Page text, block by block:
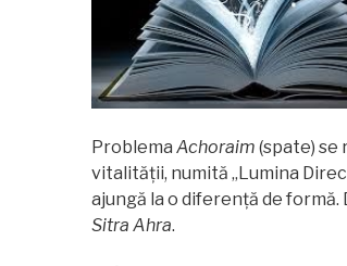
Problema Achoraim (spate) se
vitalităţii, numită „Lumina
ajungă la o diferenţă de formă.
Sitra Ahra.